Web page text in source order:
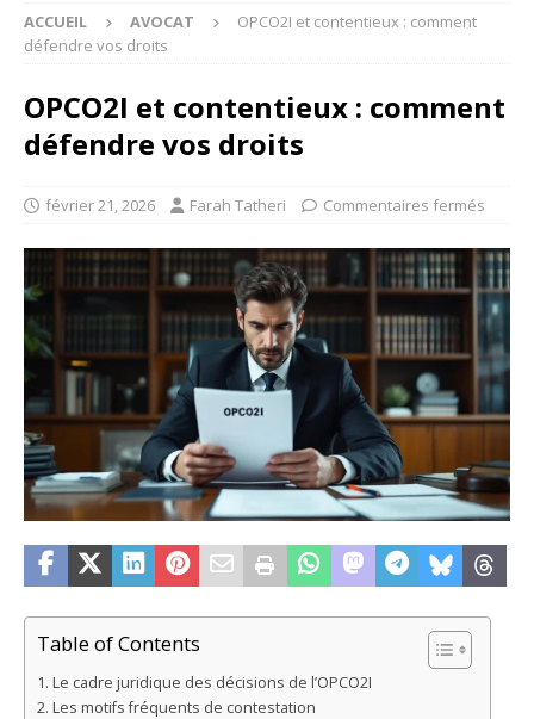
ACCUEIL AVOCAT
OPCO2I et contentieux : comment
défendre vos droits
OPCO2I et contentieux : comment
défendre vos droits
février 21, 2026 Farah Tatheri Commentaires fermés
Table of Contents
Le cadre juridique des décisions de l’OPCO2I
Les motifs fréquents de contestation